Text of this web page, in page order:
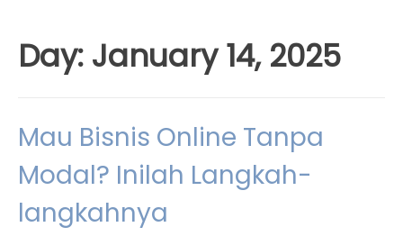
Day: January 14, 2025
Mau Bisnis Online Tanpa
Modal? Inilah Langkah-
langkahnya